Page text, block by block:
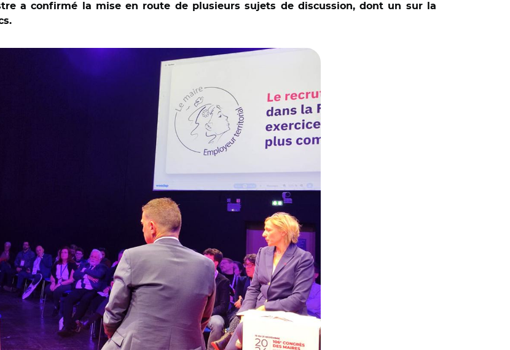
a confirmé la mise en route de plusieurs sujets de discussion, dont un sur la